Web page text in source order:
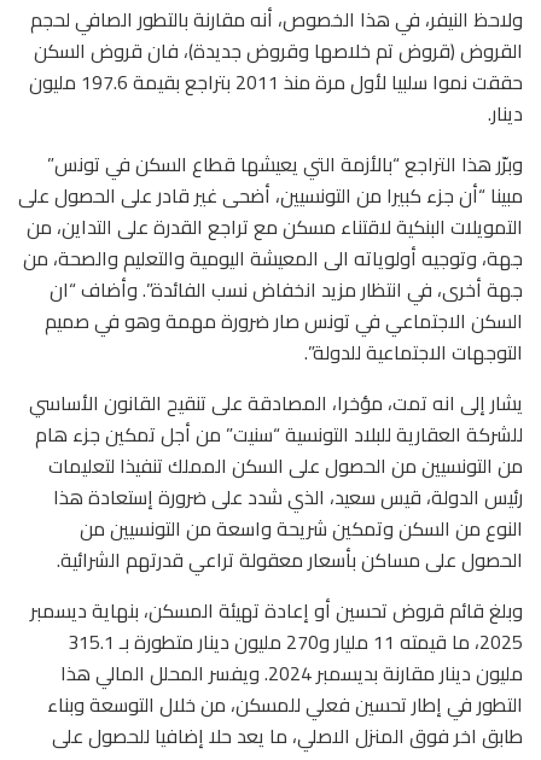
ولاحظ النيفر، في هذا الخصوص، أنه مقارنة بالتطور الصافي لحجم
القروض (قروض تم خلاصها وقروض جديدة)، فان قروض السكن
حققت نموا سلبيا لأول مرة منذ 2011 بتراجع بقيمة 197.6 مليون
دينار.
وبرّر هذا التراجع “بالأزمة التي يعيشها قطاع السكن في تونس”
مبينا “أن جزء كبيرا من التونسيين، أضحى غير قادر على الحصول على
التمويلات البنكية لاقتناء مسكن مع تراجع القدرة على التداين، من
جهة، وتوجيه أولوياته الى المعيشة اليومية والتعليم والصحة، من
جهة أخرى، في انتظار مزيد انخفاض نسب الفائدة”. وأضاف “ان
السكن الاجتماعي في تونس صار ضرورة مهمة وهو في صميم
التوجهات الاجتماعية للدولة”.
يشار إلى انه تمت، مؤخرا، المصادقة على تنقيح القانون الأساسي
للشركة العقارية للبلاد التونسية “سنيت” من أجل تمكين جزء هام
من التونسيين من الحصول على السكن المملك تنفيذا لتعليمات
رئيس الدولة، قيس سعيد، الذي شدد على ضرورة إستعادة هذا
النوع من السكن وتمكين شريحة واسعة من التونسيين من
الحصول على مساكن بأسعار معقولة تراعي قدرتهم الشرائية.
وبلغ قائم قروض تحسين أو إعادة تهيئة المسكن، بنهاية ديسمبر
2025، ما قيمته 11 مليار و270 مليون دينار متطورة بـ 315.1
مليون دينار مقارنة بديسمبر 2024. ويفسر المحلل المالي هذا
التطور في إطار تحسين فعلي للمسكن، من خلال التوسعة وبناء
طابق اخر فوق المنزل الاصلي، ما يعد حلا إضافيا للحصول على